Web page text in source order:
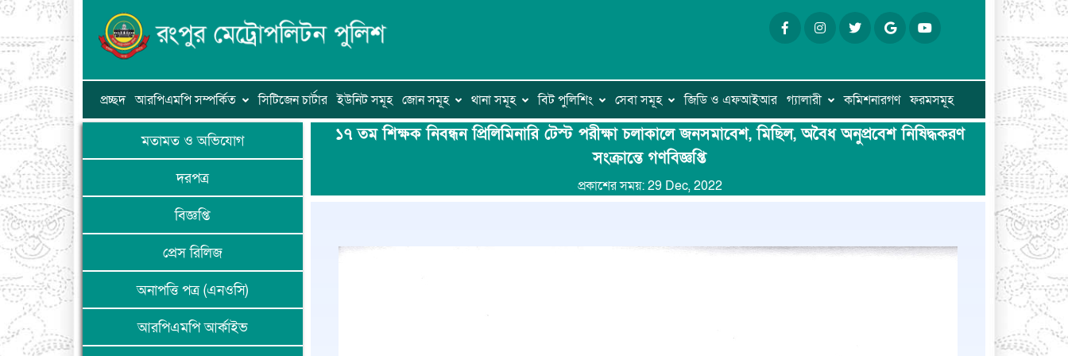
প্রচ্ছদ আরপিএমপি সম্পর্কিত সিটিজেন চার্টার ইউনিট সমূহ জোন সমূহ থানা সমূহ বিট পুলিশিং সেবা সমূহ জিডি ও এফআইআর গ্যালারী কমিশনারগণ ফরমসমূহ
মতামত ও অভিযোগ
দরপত্র
বিজ্ঞপ্তি
প্রেস রিলিজ
অনাপত্তি পত্র (এনওসি)
আরপিএমপি আর্কাইভ
১৭ তম শিক্ষক নিবন্ধন প্রিলিমিনারি টেস্ট পরীক্ষা চলাকালে জনসমাবেশ, মিছিল, অবৈধ অনুপ্রবেশ নিষিদ্ধকরণ
সংক্রান্তে গণবিজ্ঞপ্তি
প্রকাশের সময়: 29 Dec, 2022